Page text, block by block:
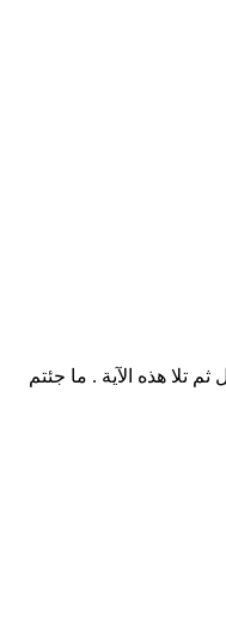
عباس : من أخذ مضجعه من الليل ثم تلا هذه الآية . ما جئتم